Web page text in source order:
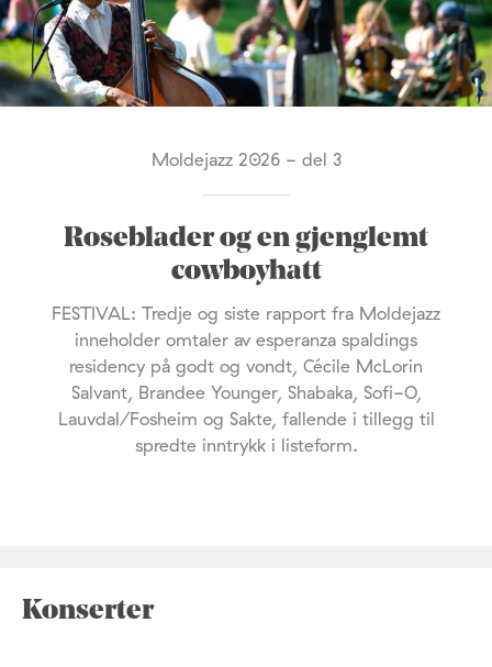
Moldejazz 2026 - del 3
Roseblader og en gjenglemt
cowboyhatt
FESTIVAL: Tredje og siste rapport fra Moldejazz
inneholder omtaler av esperanza spaldings
residency på godt og vondt, Cécile McLorin
Salvant, Brandee Younger, Shabaka, Sofi-O,
Lauvdal/Fosheim og Sakte, fallende i tillegg til
spredte inntrykk i listeform.
Konserter